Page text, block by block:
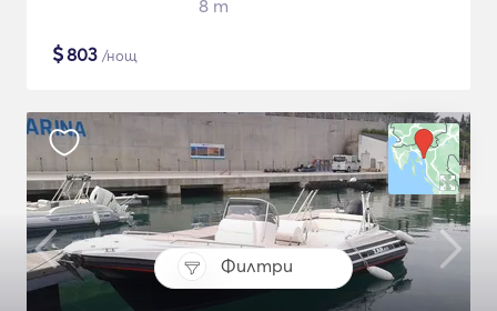
Филтри
8 m
$803 /нощ